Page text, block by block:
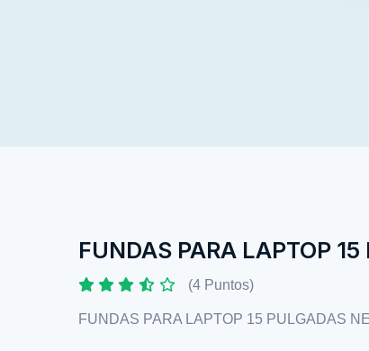
FUNDAS PARA LAPTOP 15
(4 Puntos)
FUNDAS PARA LAPTOP 15 PULGADAS